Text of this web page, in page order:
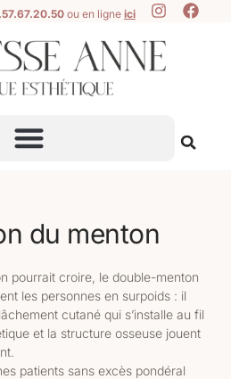
ou en ligne ici
du menton
pourrait croire, le double-menton
les personnes en surpoids : il
cutané qui s’installe au fil
et la structure osseuse jouent
patients sans excès pondéral